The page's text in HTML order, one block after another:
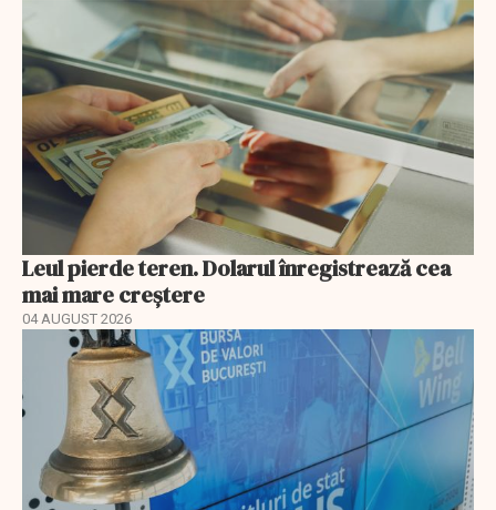
Leul pierde teren. Dolarul înregistrează cea
mai mare creștere
04 AUGUST 2026